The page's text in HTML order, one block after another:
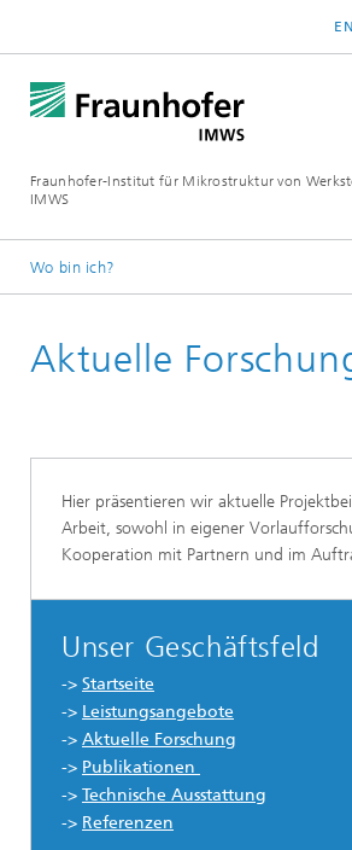
Fraunhofer-Institut für Mikrostruktur von
IMWS
Wo bin ich?
Kompetenzfelder
Aktuelle
Hier präsentieren wir aktuelle
Arbeit, sowohl in eigener
Kooperation mit Partnern und im
Unser Geschäftsfeld
-> Startseite
-> Leistungsangebote
-> Aktuelle Forschung
-> Publikationen
-> Technische Ausstattung
-> Referenzen